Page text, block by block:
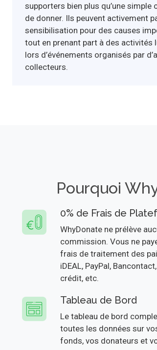
supporters bien plus qu’une simple
de donner. Ils peuvent activement
sensibilisation pour des causes
tout en prenant part à des activités
lors d’événements organisés par
collecteurs.
Pourquoi
0% de Frais de
WhyDonate ne prélève
commission. Vous ne
frais de traitement des
iDEAL, PayPal,
crédit, etc.
Tableau de Bord
Le tableau de bord
toutes les données sur
fonds, vos donateurs et